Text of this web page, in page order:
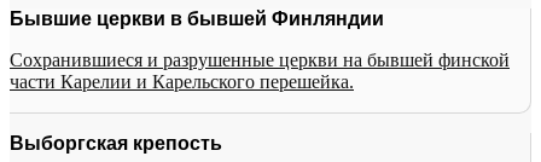
Бывшие церкви в бывшей Финляндии
Сохранившиеся и разрушенные церкви на бывшей финской
части Карелии и Карельского перешейка.
Выборгская крепость